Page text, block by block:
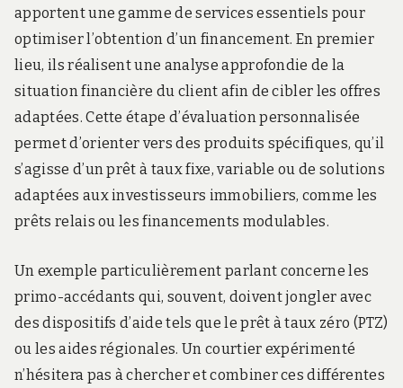
apportent une gamme de services essentiels pour
optimiser l’obtention d’un financement. En premier
lieu, ils réalisent une analyse approfondie de la
situation financière du client afin de cibler les offres
adaptées. Cette étape d’évaluation personnalisée
permet d’orienter vers des produits spécifiques, qu’il
s’agisse d’un prêt à taux fixe, variable ou de solutions
adaptées aux investisseurs immobiliers, comme les
prêts relais ou les financements modulables.
Un exemple particulièrement parlant concerne les
primo-accédants qui, souvent, doivent jongler avec
des dispositifs d’aide tels que le prêt à taux zéro (PTZ)
ou les aides régionales. Un courtier expérimenté
n’hésitera pas à chercher et combiner ces différentes